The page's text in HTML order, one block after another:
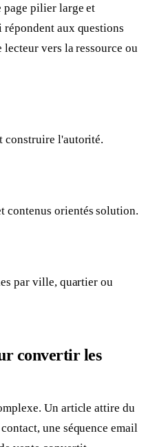
page pilier large et
aux questions
vers la ressource ou
construire l'autorité.
contenus orientés solution.
par ville, quartier ou
convertir les
Un article attire du
une séquence email